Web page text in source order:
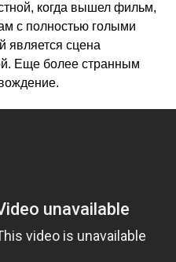
когда вышел фильм,
с полностью голыми
является сцена
Еще более странным